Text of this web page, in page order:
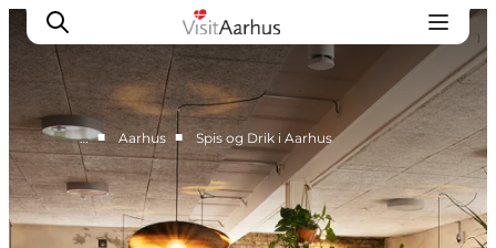
Byer og steder
Aarhus
… ■ Aarhus ■ Spis og Drik i Aarhus